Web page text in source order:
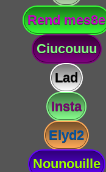
Rend mes8e
Ciucouuu
Lad
Insta
Elyd2
Nounouille